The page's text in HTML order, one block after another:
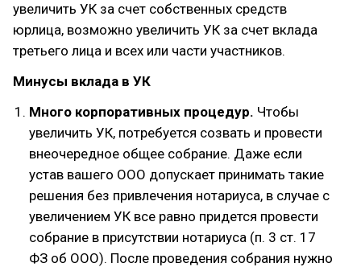
увеличить УК за счет собственных средств
юрлица, возможно увеличить УК за счет вклада
третьего лица и всех или части участников.
Минусы вклада в УК
Много корпоративных процедур. Чтобы
увеличить УК, потребуется созвать и провести
внеочередное общее собрание. Даже если
устав вашего ООО допускает принимать такие
решения без привлечения нотариуса, в случае с
увеличением УК все равно придется провести
собрание в присутствии нотариуса (п. 3 ст. 17
ФЗ об ООО). После проведения собрания нужно